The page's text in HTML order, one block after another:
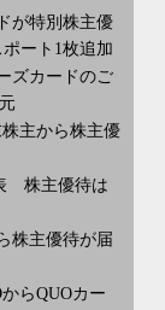
が特別株主優
ート1枚追加
ズカードのご
株主から株主優
株主優待は
株主優待が届
らQUOカー